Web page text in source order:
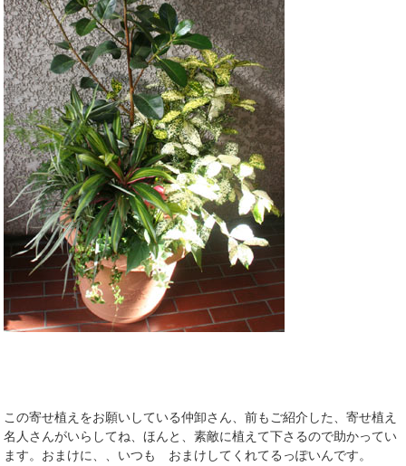
この寄せ植えをお願いしている仲卸さん、前もご紹介した、寄せ植え
名人さんがいらしてね、ほんと、素敵に植えて下さるので助かってい
ます。おまけに、、いつも おまけしてくれてるっぽいんです。